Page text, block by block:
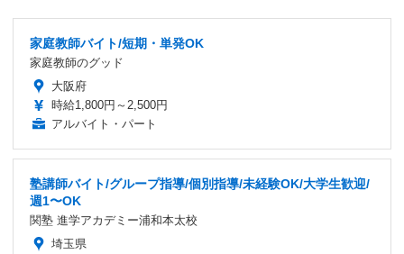
家庭教師バイト/短期・単発OK
家庭教師のグッド
大阪府
時給1,800円～2,500円
アルバイト・パート
塾講師バイト/グループ指導/個別指導/未経験OK/大学生歓迎/
週1〜OK
関塾 進学アカデミー浦和本太校
埼玉県